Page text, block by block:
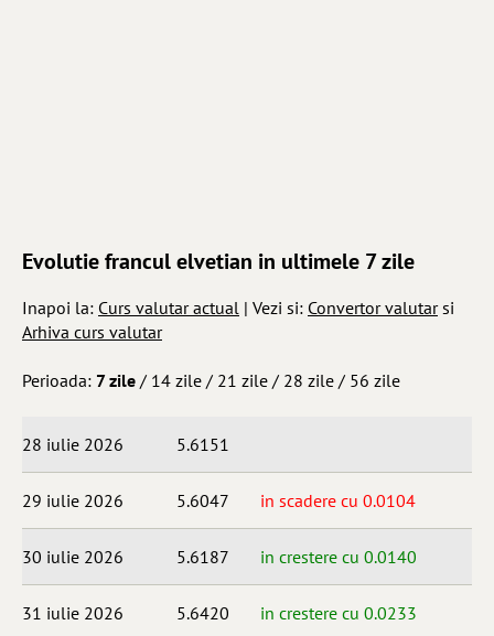
Evolutie francul elvetian in ultimele 7 zile
Inapoi la: Curs valutar actual | Vezi si: Convertor valutarsi
Arhiva curs valutar
Perioada: 7 zile / 14 zile / 21 zile / 28 zile / 56 zile
28 iulie 2026 5.6151
29 iulie 2026 5.6047 in scadere cu 0.0104
30 iulie 2026 5.6187 in crestere cu 0.0140
31 iulie 2026 5.6420 in crestere cu 0.0233